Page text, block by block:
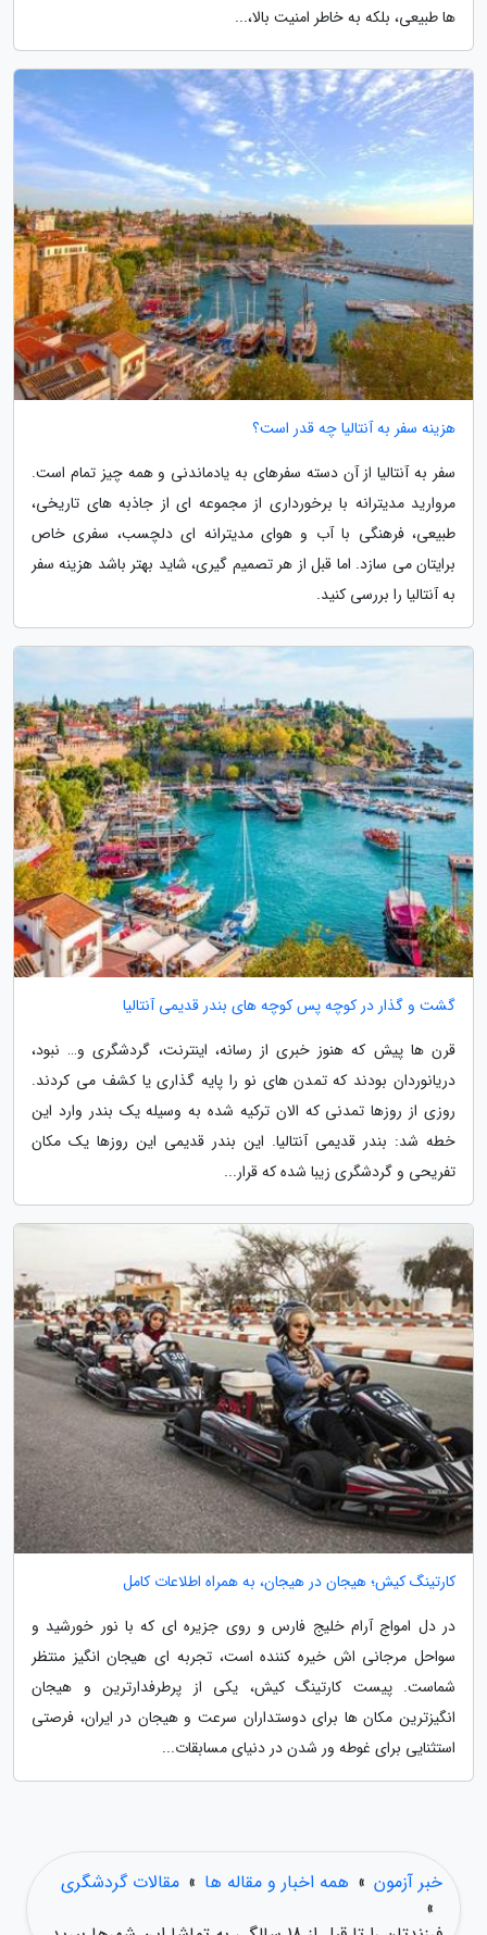
ها طبیعی، بلکه به خاطر امنیت بالا،...
هزینه سفر به آنتالیا چه قدر است؟
سفر به آنتالیا از آن دسته سفرهای به یادماندنی و همه چیز تمام است.
مروارید مدیترانه با برخورداری از مجموعه ای از جاذبه های تاریخی،
طبیعی، فرهنگی با آب و هوای مدیترانه ای دلچسب، سفری خاص
برایتان می سازد. اما قبل از هر تصمیم گیری، شاید بهتر باشد هزینه سفر
به آنتالیا را بررسی کنید.
گشت و گذار در کوچه پس کوچه های بندر قدیمی آنتالیا
قرن ها پیش که هنوز خبری از رسانه، اینترنت، گردشگری و… نبود،
دریانوردان بودند که تمدن های نو را پایه گذاری یا کشف می کردند.
روزی از روزها تمدنی که الان ترکیه شده به وسیله یک بندر وارد این
خطه شد: بندر قدیمی آنتالیا. این بندر قدیمی این روزها یک مکان
تفریحی و گردشگری زیبا شده که قرار...
کارتینگ کیش؛ هیجان در هیجان، به همراه اطلاعات کامل
در دل امواج آرام خلیج فارس و روی جزیره ای که با نور خورشید و
سواحل مرجانی اش خیره کننده است، تجربه ای هیجان انگیز منتظر
شماست. پیست کارتینگ کیش، یکی از پرطرفدارترین و هیجان
انگیزترین مکان ها برای دوستداران سرعت و هیجان در ایران، فرصتی
استثنایی برای غوطه ور شدن در دنیای مسابقات...
خبر آزمون » همه اخبار و مقاله ها » مقالات گردشگری
»